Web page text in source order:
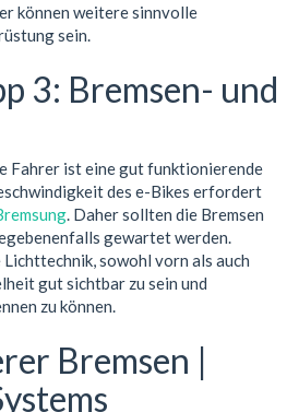
können weitere sinnvolle
sein.
3: Bremsen- und
Fahrer ist eine gut funktionierende
des e-Bikes erfordert
. Daher sollten die Bremsen
gewartet werden.
sowohl vorn als auch
gut sichtbar zu sein und
zu können.
Bremsen |